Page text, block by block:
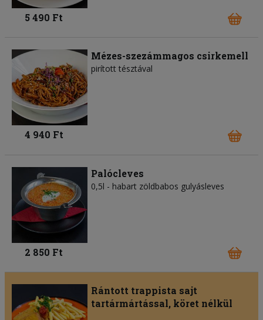
5 490 Ft
Mézes-szezámmagos csirkemell
pirított tésztával
4 940 Ft
Palócleves
0,5l - habart zöldbabos gulyásleves
2 850 Ft
Rántott trappista sajt
tartármártással, köret nélkül